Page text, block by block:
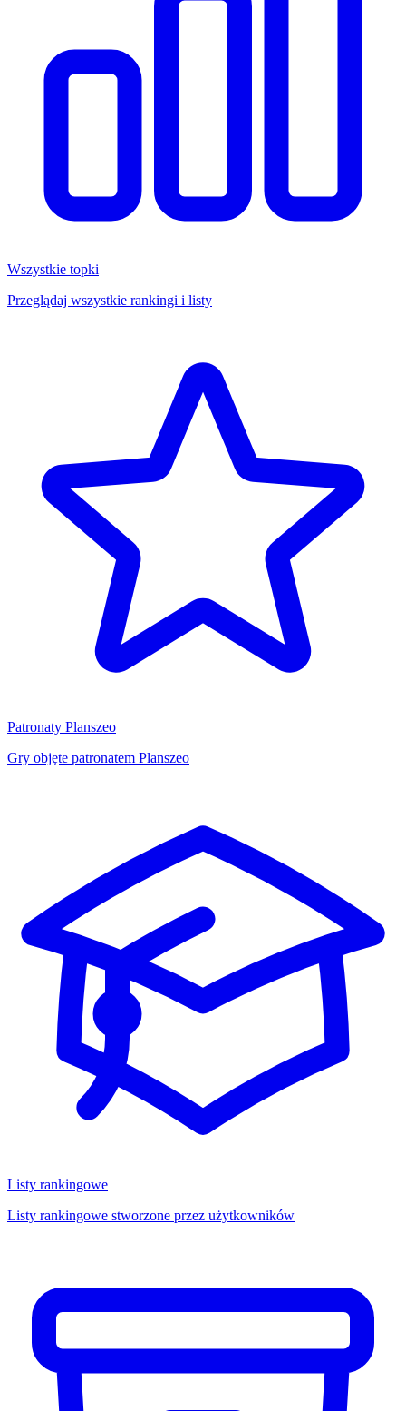
Wszystkie topki
Przeglądaj wszystkie rankingi i listy
Patronaty Planszeo
Gry objęte patronatem Planszeo
Listy rankingowe
Listy rankingowe stworzone przez użytkowników